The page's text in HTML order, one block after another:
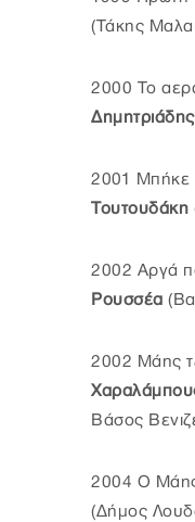
(Τάκης
2000 Το
Δημητριάδης
2001 Μπήκε
Τουτουδάκη
2002 Αργά
Ρουσσέα
2002 Μάης
Βάσος
2004 Ο
(Δήμος